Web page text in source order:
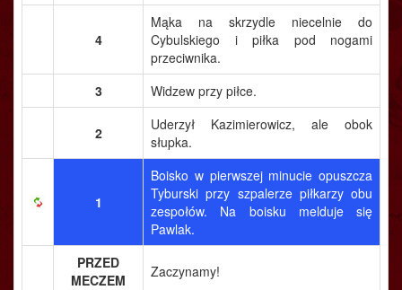
4
Mąka na skrzydle niecelnie do
Cybulskiego i piłka pod nogami
przeciwnika.
3
Widzew przy piłce.
2
Uderzył Kazimierowicz, ale obok
słupka.
1
Boisko w pierwszej minucie opuszcza
Tyburski przy szpalerze piłkarzy obu
zespołów. Na boisku melduje się
Pawlak.
PRZED
MECZEM
Zaczynamy!